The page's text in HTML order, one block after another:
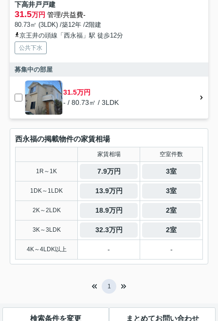
下高井戸戸建
31.5万円 管理/共益費-
80.73㎡ (3LDK) /築12年 /2階建
京王井の頭線「西永福」駅 徒歩12分
公共下水
募集中の部屋
31.5万円
- / 80.73㎡ / 3LDK
西永福の掲載物件の家賃相場
家賃相場 空室件数
1R～1K 7.9万円 3室
1DK～1LDK 13.9万円 3室
2K～2LDK 18.9万円 2室
3K～3LDK 32.3万円 2室
4K～4LDK以上 - -
1
検索条件を変更 まとめてお問い合わせ